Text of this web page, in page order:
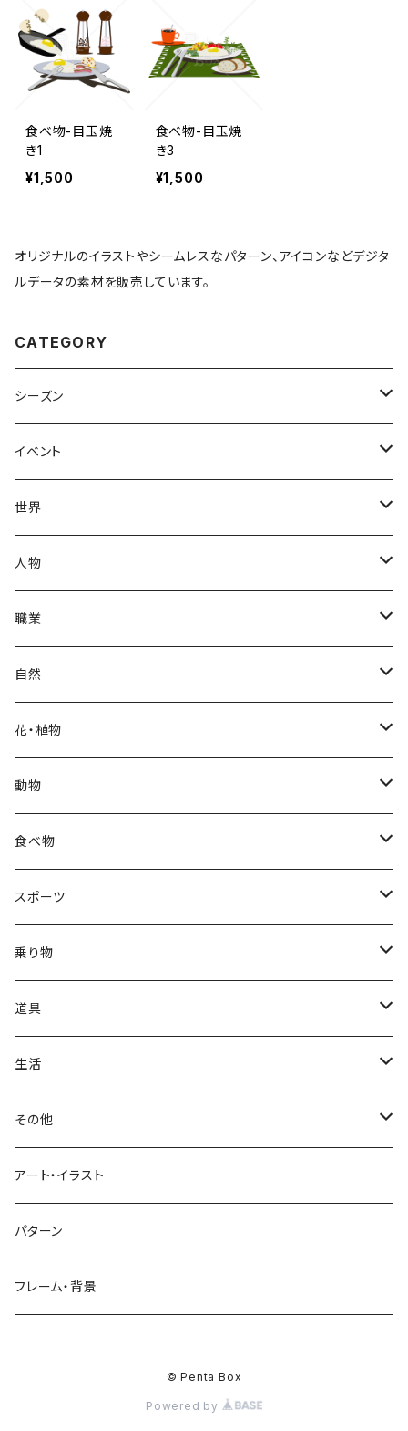
食べ物-目玉焼
き1
¥1,500
食べ物-目玉焼
き3
¥1,500
オリジナルのイラストやシームレスなパターン、アイコンなどデジタ
ルデータの素材を販売しています。
CATEGORY
シーズン
春
夏
秋
冬
イベント
出産・育児
母の日
中秋節
クリスマス
福袋
ブラックフライデー
ハロウィン
正月
端午の節句
結婚式
父の日
節分
世界
ハワイアン
パリ
ロシアン
アフリカン
日本
ヨーロッパ
トライバル
中国
北欧
人物
赤ちゃん
女性
男性
子供
サンタクロース
七福神
金太郎
天使
シニア
おばけ
スケルトン
ジャックオランタン
鬼
職業
医者
自然
海
雲
星
雫
貝殻
山
木
川
月
太陽
雪
花・植物
カーネーション
梅
桜
プルメリア
野バラ
牡丹
ひまわり
ハイビスカス
やしの木
あさがお
動物
ネコ
ウマ
サイ
チンパンジー
トリ
ツル
カモメ
サカナ
イワシ
トラ
ウサギ
クマ
食べ物
スイーツ
かき氷
アイス
キャンディー
ジンジャーマンクッキー
フルーツ
スイカ
イチゴ
リンゴ
和食
お雑煮
鏡餅
野菜
ナス
トマト
飲み物
ビール
ソーダ
洋食
カレー
バーベキュー
スポーツ
相撲
乗り物
車
道具
ファッション
サングラス
ビーチサンダル
文房具
はさみ
おりがみ
コスメ
遊具
ぬいぐるみ
キッチン用品
生活
花粉症
風邪
ビジネス
病院
その他
ハート
デジタル
街並み
アート・イラスト
パターン
フレーム・背景
© Penta Box
Powered by